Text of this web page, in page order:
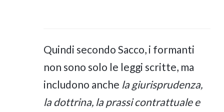
Quindi secondo Sacco, i formanti
non sono solo le leggi scritte, ma
includono anche la giurisprudenza,
la dottrina, la prassi contrattuale e